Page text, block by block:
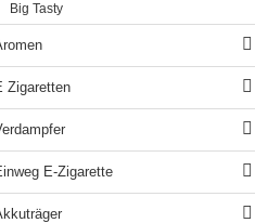
Big Tasty
Zigaretten
E-Zigarette